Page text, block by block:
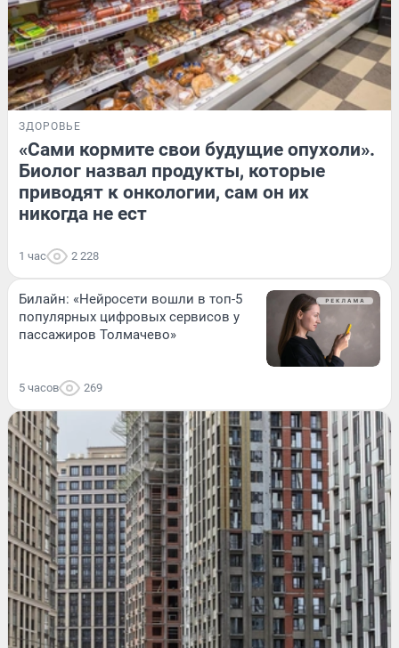
ЗДОРОВЬЕ
«Сами кормите свои будущие опухоли».
Биолог назвал продукты, которые
приводят к онкологии, сам он их
никогда не ест
1 час 2 228
Билайн: «Нейросети вошли в топ-5
популярных цифровых сервисов у
пассажиров Толмачево»
5 часов 269